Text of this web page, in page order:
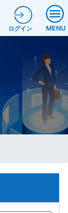
MENU
ログイン